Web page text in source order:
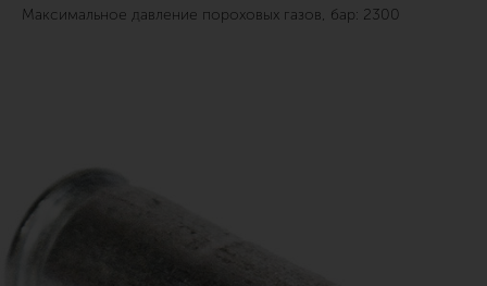
Максимальное давление пороховых газов, бар: 2300